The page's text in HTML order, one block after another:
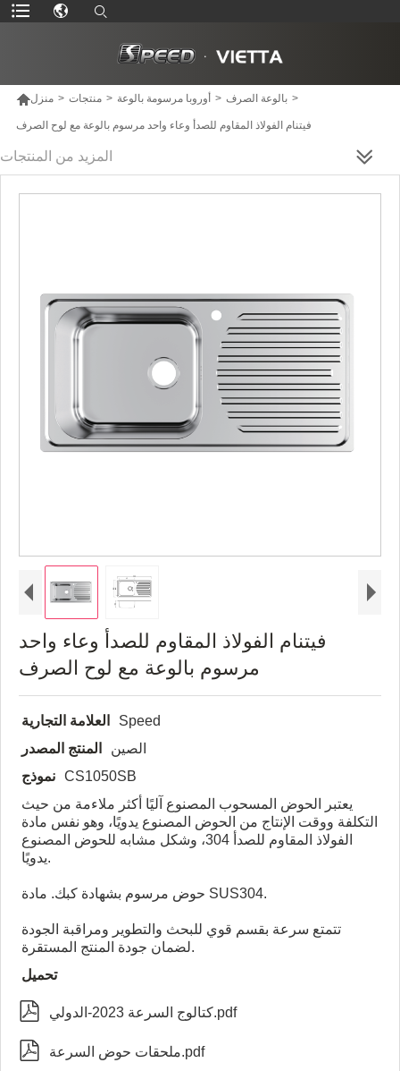
منزل > منتجات > أوروبا مرسومة بالوعة > بالوعة الصرف >
فيتنام الفولاذ المقاوم للصدأ وعاء واحد مرسوم بالوعة مع لوح الصرف
المزيد من المنتجات
فيتنام الفولاذ المقاوم للصدأ وعاء واحد
مرسوم بالوعة مع لوح الصرف
العلامة التجارية
Speed
المنتج المصدر
الصين
نموذج CS1050SB
يعتبر الحوض المسحوب المصنوع آليًا أكثر ملاءمة من حيث
التكلفة ووقت الإنتاج من الحوض المصنوع يدويًا، وهو نفس مادة
الفولاذ المقاوم للصدأ 304، وشكل مشابه للحوض المصنوع
يدويًا.
حوض مرسوم بشهادة كبك. مادة SUS304.
تتمتع سرعة بقسم قوي للبحث والتطوير ومراقبة الجودة
لضمان جودة المنتج المستقرة.
تحميل
 كتالوج السرعة 2023-الدولي.pdf
 ملحقات حوض السرعة.pdf